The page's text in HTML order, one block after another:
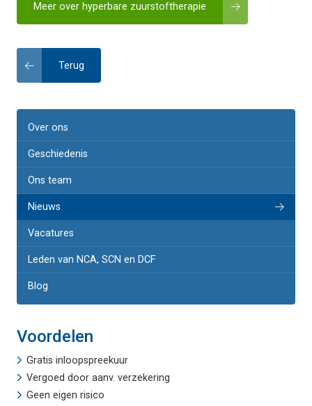
Over ons
Geschiedenis
Ons team
Nieuws
Vacatures
Leden van NCA, SCN en DCF
Blog
Voordelen
Gratis inloopspreekuur
Vergoed door aanv. verzekering
Geen eigen risico
Meer over hyperbare zuurstoftherapie
Terug